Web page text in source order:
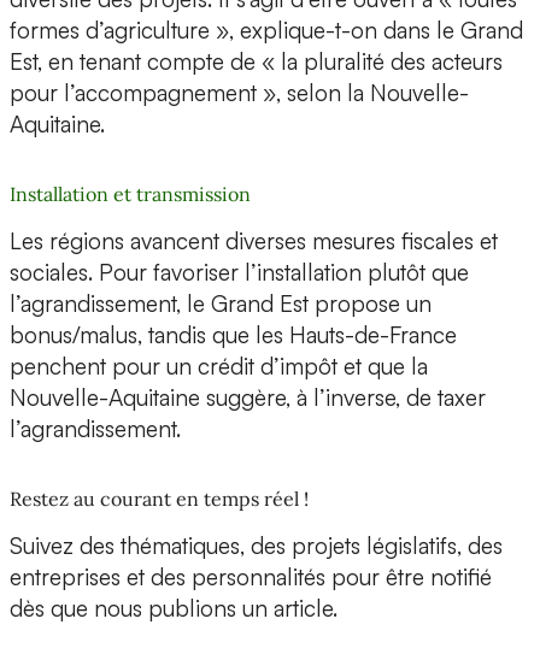
formes d’agriculture », explique-t-on dans le Grand
Est, en tenant compte de « la pluralité des acteurs
pour l’accompagnement », selon la Nouvelle-
Aquitaine.
Installation et transmission
Les régions avancent diverses mesures fiscales et
sociales. Pour favoriser l’installation plutôt que
l’agrandissement, le Grand Est propose un
bonus/malus, tandis que les Hauts-de-France
penchent pour un crédit d’impôt et que la
Nouvelle-Aquitaine suggère, à l’inverse, de taxer
l’agrandissement.
Restez au courant en temps réel !
Suivez des thématiques, des projets législatifs, des
entreprises et des personnalités pour être notifié
dès que nous publions un article.